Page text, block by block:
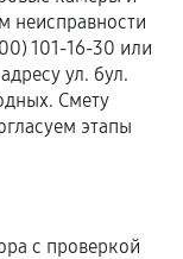
неисправности
101-16-30 или
ул. бул.
Смету
этапы
с проверкой